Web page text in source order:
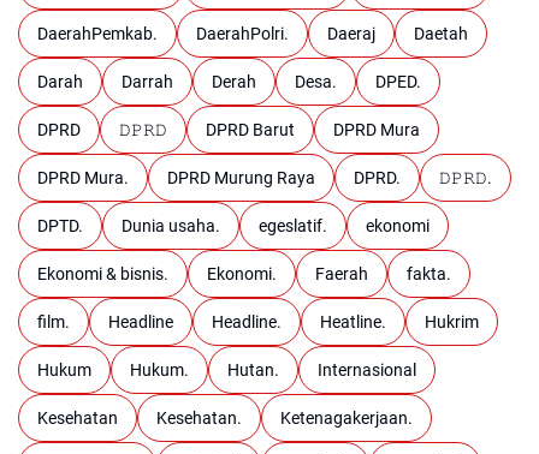
DaerahPemkab. DaerahPolri. Daeraj Daetah
Darah Darrah Derah Desa. DPED.
DPRD 𝙳𝙿𝚁𝙳 DPRD Barut DPRD Mura
DPRD Mura. DPRD Murung Raya DPRD. 𝙳𝙿𝚁𝙳.
DPTD. Dunia usaha. egeslatif. ekonomi
Ekonomi & bisnis. Ekonomi. Faerah fakta.
film. Headline Headline. Heatline. Hukrim
Hukum Hukum. Hutan. Internasional
Kesehatan Kesehatan. Ketenagakerjaan.